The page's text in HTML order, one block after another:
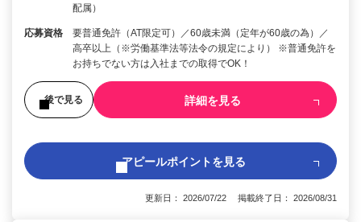
配属）
応募資格
要普通免許（AT限定可）／60歳未満（定年が60歳の為）／
高卒以上（※労働基準法等法令の規定により） ※普通免許を
お持ちでない方は入社までの取得でOK！
後で見る 詳細を見る
アピールポイントを見る
更新日： 2026/07/22 掲載終了日： 2026/08/31